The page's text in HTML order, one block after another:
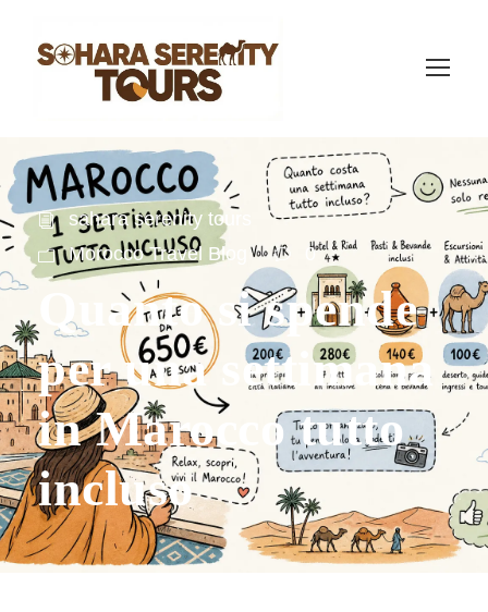
sahara serenity tours
Morocco Travel Blog
0
Quanto si spende
per una settimana
in Marocco tutto
incluso